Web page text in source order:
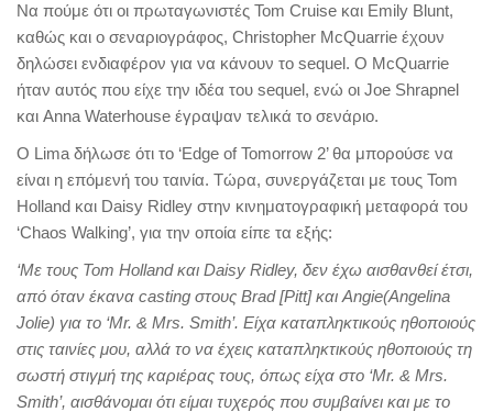
Να πούμε ότι οι πρωταγωνιστές Tom Cruise και Emily Blunt,
καθώς και ο σεναριογράφος, Christopher McQuarrie έχουν
δηλώσει ενδιαφέρον για να κάνουν το sequel. Ο McQuarrie
ήταν αυτός που είχε την ιδέα του sequel, ενώ οι Joe Shrapnel
και Anna Waterhouse έγραψαν τελικά το σενάριο.
Ο Lima δήλωσε ότι το ‘Edge of Tomorrow 2’ θα μπορούσε να
είναι η επόμενή του ταινία. Τώρα, συνεργάζεται με τους Tom
Holland και Daisy Ridley στην κινηματογραφική μεταφορά του
‘Chaos Walking’, για την οποία είπε τα εξής:
‘Με τους Tom Holland και Daisy Ridley, δεν έχω αισθανθεί έτσι,
από όταν έκανα casting στους Brad [Pitt]και Angie(Angelina
Jolie) για το ‘Mr. & Mrs. Smith’. Είχα καταπληκτικούς ηθοποιούς
στις ταινίες μου, αλλά το να έχεις καταπληκτικούς ηθοποιούς τη
σωστή στιγμή της καριέρας τους, όπως είχα στο ‘Mr. & Mrs.
Smith’, αισθάνομαι ότι είμαι τυχερός που συμβαίνει και με το